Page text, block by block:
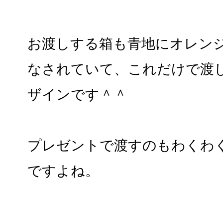
お渡しする箱も青地にオレン
なされていて、これだけで渡
ザインです＾＾
プレゼントで渡すのもわくわ
ですよね。